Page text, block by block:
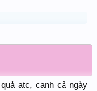
atc, canh cả ngày